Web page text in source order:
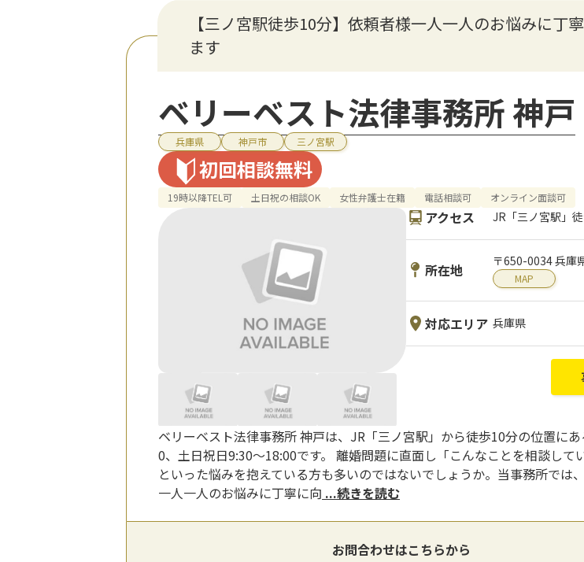
【三ノ宮駅徒歩10分】依頼者様一人一人のお悩みに丁
ます
ベリーベスト法律事務所 神戸
兵庫県 神戸市 三ノ宮駅
初回相談無料
19時以降TEL可 土日祝の相談OK 女性弁護士在籍 電話相談可 オンライン面談可
アクセス JR「三ノ宮駅」
所在地
〒650-0034 兵庫
MAP
対応エリア 兵庫県
ベリーベスト法律事務所 神戸は、JR「三ノ宮駅」から徒歩10分の位置に
0、土日祝日9:30～18:00です。 離婚問題に直面し「こんなことを相談して
といった悩みを抱えている方も多いのではないでしょうか。当事務所で
一人一人のお悩みに丁寧に向 ...続きを読む
お問合わせはこちらから